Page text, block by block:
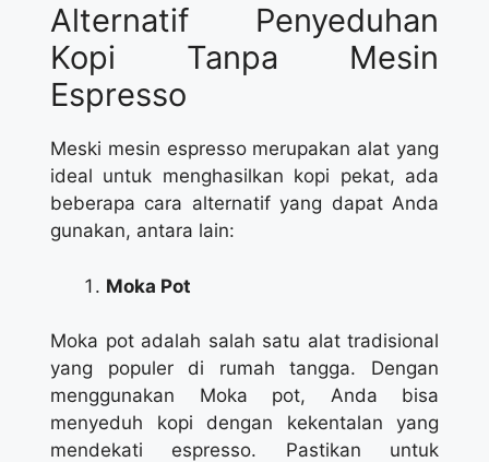
Alternatif Penyeduhan
Kopi Tanpa Mesin
Espresso
Meski mesin espresso merupakan alat yang
ideal untuk menghasilkan kopi pekat, ada
beberapa cara alternatif yang dapat Anda
gunakan, antara lain:
Moka Pot
Moka pot adalah salah satu alat tradisional
yang populer di rumah tangga. Dengan
menggunakan Moka pot, Anda bisa
menyeduh kopi dengan kekentalan yang
mendekati espresso. Pastikan untuk